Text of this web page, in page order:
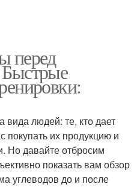
перед
вида людей: те, кто дает
покупать их продукцию и
Но давайте отбросим
показать вам обзор
углеводов до и после